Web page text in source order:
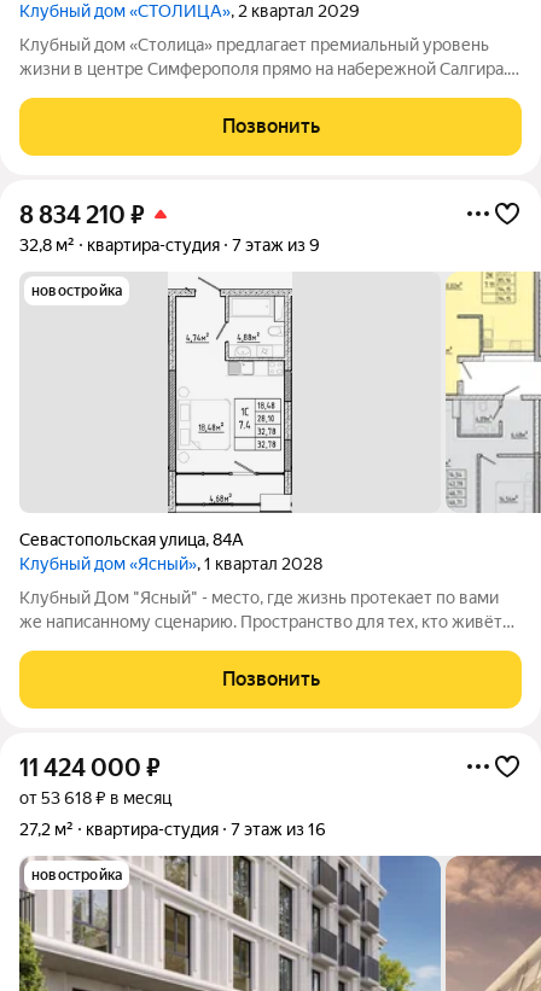
Клубный дом «СТОЛИЦА», 2 квартал 2029
Клубный дом «Столица» предлагает премиальный уровень
жизни в центре Симферополя прямо на набережной Салгира.
особый образ жизни и соответствующее окружение.
Позвонить
8 834 210 ₽
32,8 м² квартира-студия 7 этаж из 9
новостройка
Севастопольская улица,84А
Клубный дом «Ясный», 1 квартал 2028
Клубный Дом "Ясный" - место, где жизнь протекает по вами
же написанному сценарию. Пространство для тех, кто живёт
главе пелотона. Островок безмятежности в центральной
части города. Пространство,
Позвонить
11 424 000 ₽
от 53 618 ₽ в месяц
27,2 м²
квартира-студия 7 этаж из 16
новостройка